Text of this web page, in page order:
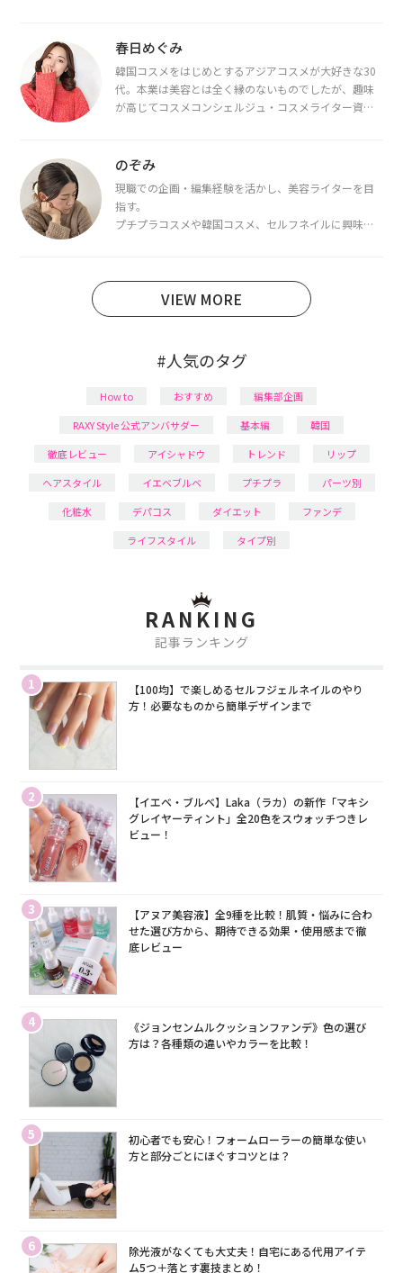
春日めぐみ
韓国コスメをはじめとするアジアコスメが大好きな30
代。本業は美容とは全く縁のないものでしたが、趣味
が高じてコスメコンシェルジュ・コスメライター資格
断・骨格診断によるイメージコンサルティングも行っ
のぞみ
現職での企画・編集経験を活かし、美容ライターを目
指す。
プチプラコスメや韓国コスメ、セルフネイルに興味が
日本化粧品検定1級保有。
VIEW MORE
#人気のタグ
How to おすすめ
編集部企画
RAXY Style 公式アンバサダー
基本編
韓国
徹底レビュー
アイシャドウ トレンド
リップ
ヘアスタイル
イエベブルベ プチプラ
パーツ別
化粧水
デパコス ダイエット
ファンデ
ライフスタイル
タイプ別
RANKING
記事ランキング
1
【100均】で楽しめるセルフジェルネイルのやり
方！必要なものから簡単デザインまで
2
【イエベ・ブルベ】Laka（ラカ）の新作「マキシ
グレイヤーティント」全20色をスウォッチつきレ
ビュー！
3
【アヌア美容液】全9種を比較！肌質・悩みに合わ
せた選び方から、期待できる効果・使用感まで徹
底レビュー
4
《ジョンセンムルクッションファンデ》色の選び
方は？各種類の違いやカラーを比較！
5
初心者でも安心！フォームローラーの簡単な使い
方と部分ごとにほぐすコツとは？
6
除光液がなくても大丈夫！自宅にある代用アイテ
ム5つ＋落とす裏技まとめ！